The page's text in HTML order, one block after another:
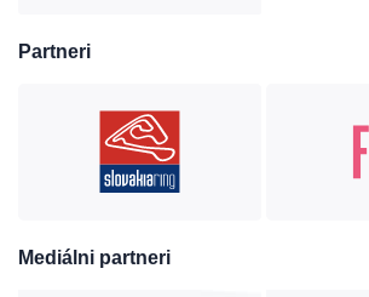
Partneri
Mediálni partneri